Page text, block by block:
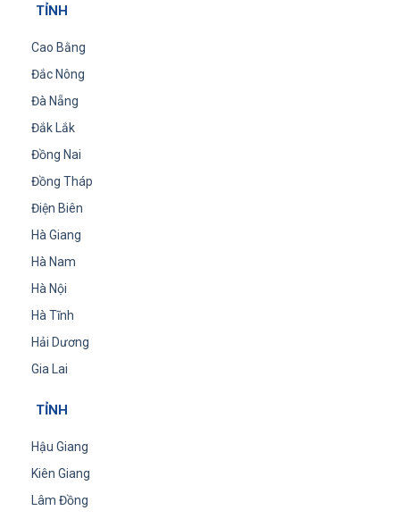
TỈNH
Cao Bằng
Đắc Nông
Đà Nẵng
Đắk Lắk
Đồng Nai
Đồng Tháp
Điện Biên
Hà Giang
Hà Nam
Hà Nội
Hà Tĩnh
Hải Dương
Gia Lai
TỈNH
Hậu Giang
Kiên Giang
Lâm Đồng